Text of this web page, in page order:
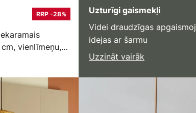
vienlīmeņu,
RRP -28% Uzturīgi gaismekļi
Videi draudzīgas
idejas ar šarmu
Uzzināt vairāk